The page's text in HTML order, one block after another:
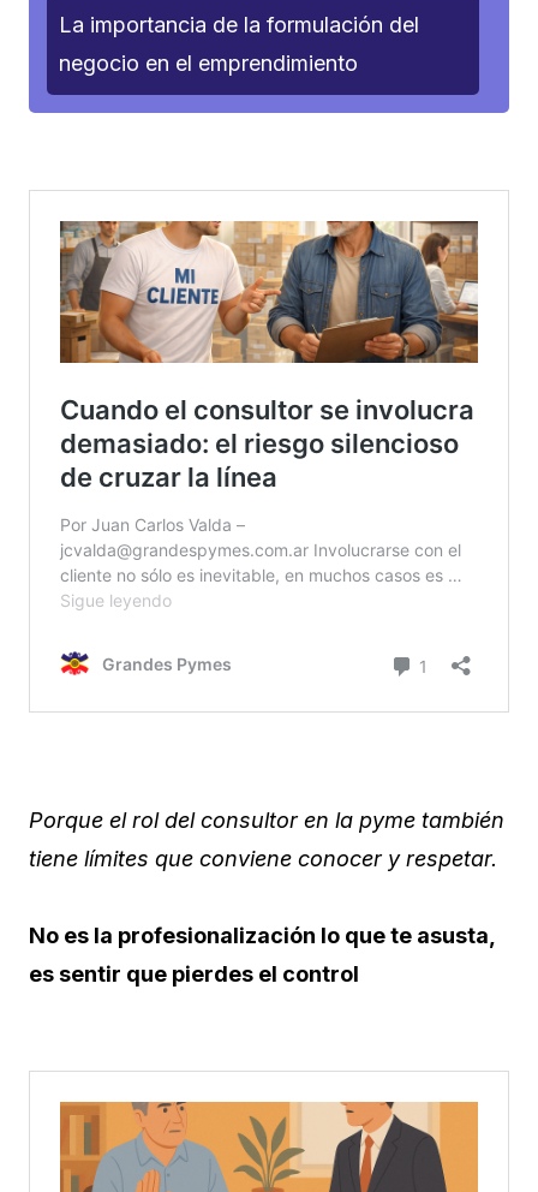
La importancia de la formulación del
negocio en el emprendimiento
Porque el rol del consultor en la pyme también
tiene límites que conviene conocer y respetar.
No es la profesionalización lo que te asusta,
es sentir que pierdes el control